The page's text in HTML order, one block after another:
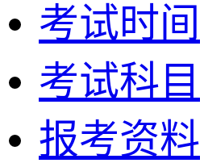
考试时间
考试科目
报考资料